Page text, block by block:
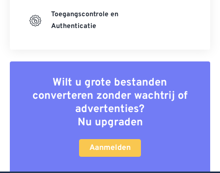
Toegangscontrole en
Authenticatie
Wilt u grote bestanden
converteren zonder wachtrij of
advertenties?
Nu upgraden
Aanmelden